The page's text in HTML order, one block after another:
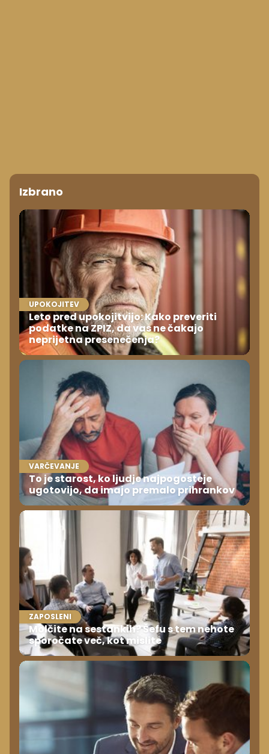
Izbrano
UPOKOJITEV
Leto pred upokojitvijo: Kako preveriti
podatke na ZPIZ, da vas ne čakajo
neprijetna presenečenja?
VARČEVANJE
To je starost, ko ljudje najpogosteje
ugotovijo, da imajo premalo prihrankov
ZAPOSLENI
Molčite na sestankih? Šefu s tem nehote
sporočate več, kot mislite